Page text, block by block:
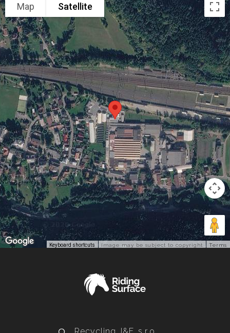
Map Satellite
Keyboard shortcuts Image may be subject to copyright Terms